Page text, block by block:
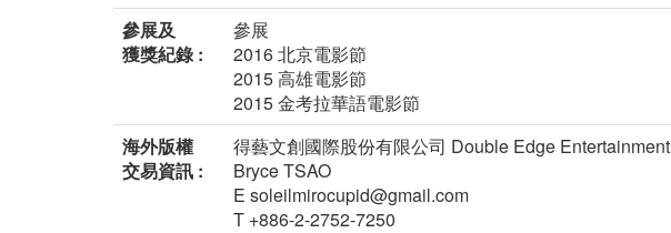
參展及
獲獎紀錄 :
參展
2016 北京電影節
2015 高雄電影節
2015 金考拉華語電影節
海外版權
交易資訊 :
得藝文創國際股份有限公司 Double Edge Entertainment
Bryce TSAO
E soleilmirocupid@gmail.com
T +886-2-2752-7250